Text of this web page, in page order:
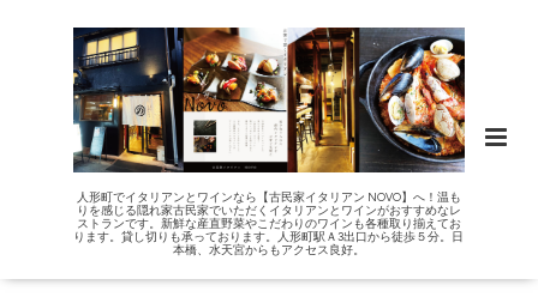
人形町でイタリアンとワインなら【古民家イタリアン NOVO】へ！温も
りを感じる隠れ家古民家でいただくイタリアンとワインがおすすめなレ
ストランです。新鮮な産直野菜やこだわりのワインも各種取り揃えてお
ります。貸し切りも承っております。人形町駅Ａ3出口から徒歩５分。日
本橋、水天宮からもアクセス良好。